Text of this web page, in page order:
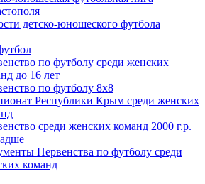
детско-юношеского футбола
по футболу среди женских
до 16 лет
по футболу 8х8
Республики Крым среди женских
среди женских команд 2000 г.р.
Первенства по футболу среди
команд